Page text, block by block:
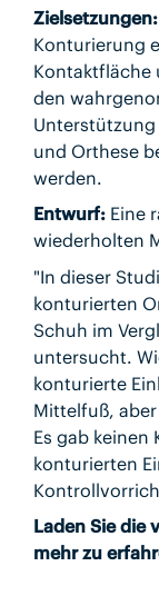
Zielsetzungen:
Konturierung
Kontaktfläche
den
und Orthese
werden.
Entwurf: Eine
wiederholten
"In dieser
konturierten
Schuh im
untersucht.
konturierte
Mittelfuß,
Es gab
konturierten
Laden Sie die
mehr zu